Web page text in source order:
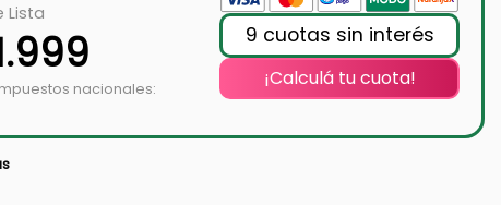
Lista
nacionales:
9 cuotas sin interés
¡Calculá tu cuota!